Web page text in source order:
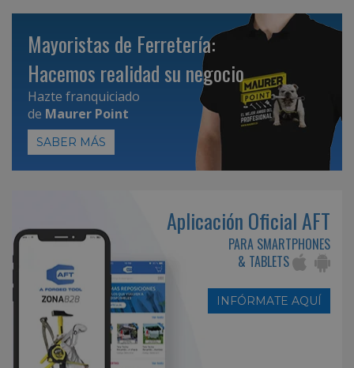
Mayoristas de Ferretería:
Hacemos realidad su negocio
Hazte franquiciado
de Maurer Point
SABER MÁS
Aplicación Oficial AFT
PARA SMARTPHONES
& TABLETS
INFÓRMATE AQUÍ